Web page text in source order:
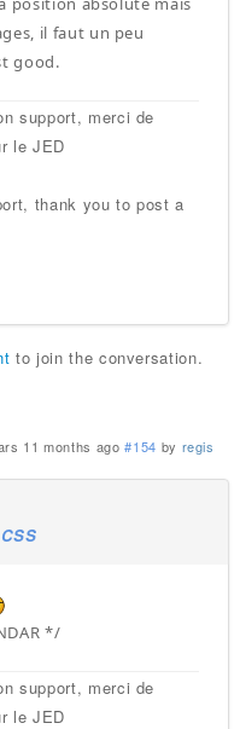
il faut un peu
good.
support, merci de
le JED
thank you to post a
to join the conversation.
11 months ago #154 by regis
*/
support, merci de
le JED